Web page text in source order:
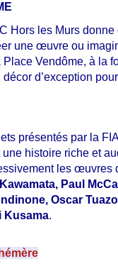
Hors les Murs donne
une œuvre ou
Vendôme, à la
décor d’exception
présentés par la
histoire riche et
les œuvres
Paul
Oscar
Kusama.